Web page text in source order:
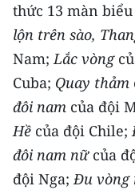
TIN MỚI
TIN ĐỊA PHƯƠNG
Trung du và
Đồng bằng sông
Bắc Trung Bộ
thức 13 màn
lộn trên sào,
Nam;Lắc vòng
Cuba; Quay thảm
đôi nam của đội
Hề của đội Chile;
đôi nam nữcủa
đội Nga;Đu vòng